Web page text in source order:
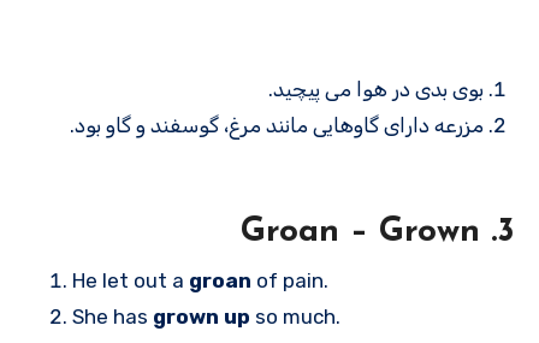
بوی بدی در هوا می پیچید.
مزرعه دارای گاوهایی مانند مرغ، گوسفند و گاو بود.
3. Groan – Grown
He let out a groan of pain.
She has grown up so much.